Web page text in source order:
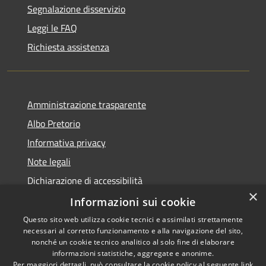
Segnalazione disservizio
Leggi le FAQ
Richiesta assistenza
Amministrazione trasparente
Albo Pretorio
Informativa privacy
Note legali
Dichiarazione di accessibilità
Dichiarazione di accessibilità dal 2025
RSS Copyright © 2026 • Comune di
×
Informazioni sui cookie
Questo sito web utilizza cookie tecnici e assimilati strettamente
necessari al corretto funzionamento e alla navigazione del sito,
nonché un cookie tecnico analitico al solo fine di elaborare
informazioni statistiche, aggregate e anonime.